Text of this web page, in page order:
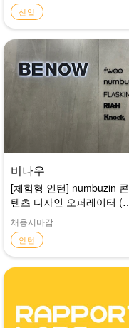
신입
비나우
[체험형 인턴] numbuzin 콘
텐츠 디자인 오퍼레이터 (3
개월~)
채용시마감
인턴